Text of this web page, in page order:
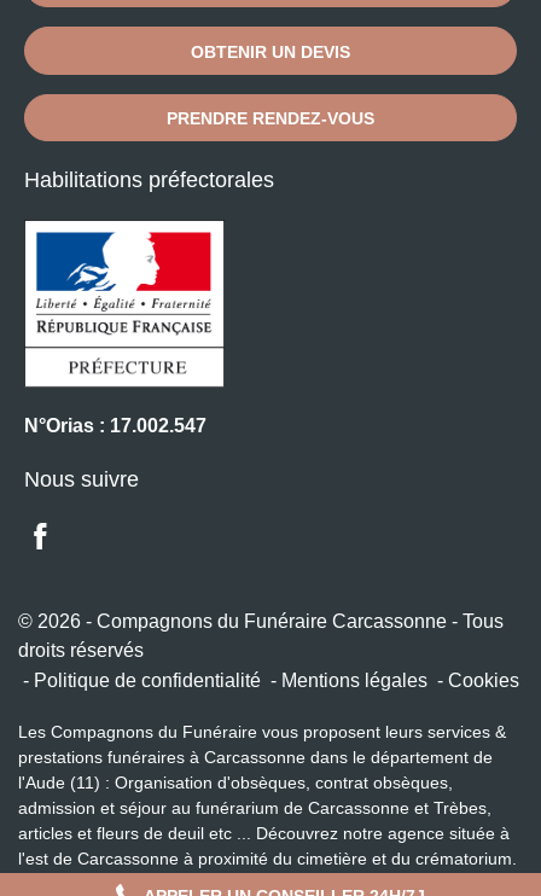
OBTENIR UN DEVIS
PRENDRE RENDEZ-VOUS
Habilitations préfectorales
N°Orias : 17.002.547
Nous suivre
© 2026 - Compagnons du Funéraire Carcassonne - Tous
droits réservés
Politique de confidentialité
Mentions légales Cookies
Les Compagnons du Funéraire vous proposent leurs services &
prestations funéraires à Carcassonne dans le département de
l'Aude (11) : Organisation d'obsèques, contrat obsèques,
admission et séjour au funérarium de Carcassonne et Trèbes,
articles et fleurs de deuil etc ... Découvrez notre agence située à
l'est de Carcassonne à proximité du cimetière et du crématorium.